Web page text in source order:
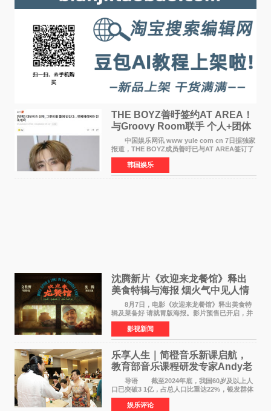
THE BOYZ善旴签约AT AREA！
与Groovy Room联手 个人+团体
活动并行
中国娱乐网讯 www yule com cn 7日据独家
报道，THE BOYZ成员善旴已与AT AREA签订了
专属合约。AT AREA是由知名制作人组合
Groovy Room创立的hip-hop厂牌，旗下拥有多
位实力派音乐人，在韩
韩国娱乐
沈腾新片《欢迎来龙餐馆》释出
美食特辑与海报 烟火气中见人情
温暖
8月7日，电影《欢迎来龙餐馆》释出美食特
辑及菜备好 请就胃版海报。影片预售已开启，并
将于8月8日至10日14:00-21:00举行全国超前点
映。电影《欢迎来龙餐馆》作为战争美食喜剧大
片，讲述了中国
影视新闻
乐享人生｜简橙音乐新课启航，
教育部音乐课程研发专家Andy老
师重磅入驻领航银龄琴声
导语 截至2024年底，我国60岁及以上人
口已突破3 1亿，占总人口比重达22%，银发群体
的精神文化需求日益凸显。2024年1月，国务院办
公厅印发《关于发展银发经济增进老年人福祉的
娱乐评论